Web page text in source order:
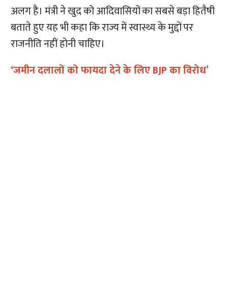
अलग है। मंत्री ने खुद को आदिवासियों का सबसे बड़ा हितैषी
बताते हुए यह भी कहा कि राज्य में स्वास्थ्य के मुद्दों पर
राजनीति नहीं होनी चाहिए।
‘जमीन दलालों को फायदा देने के लिए BJP का विरोध’